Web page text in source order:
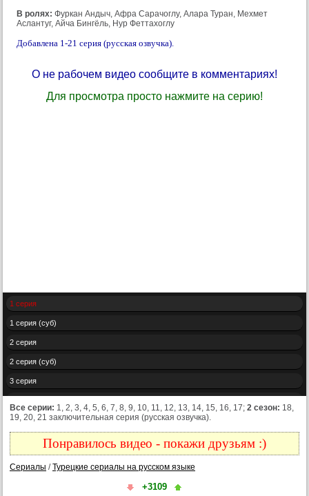
В ролях: Фуркан Андыч, Афра Сарачоглу, Алара Туран, Мехмет
Аслантуг, Айча Бингёль, Нур Феттахоглу
Добавлена 1-21 серия (русская озвучка).
О не рабочем видео сообщите в комментариях!
Для просмотра просто нажмите на серию!
1 серия
1 серия (суб)
2 серия
2 серия (суб)
3 серия
4 серия
4 серия (суб)
Все серии: 1, 2, 3, 4, 5, 6, 7, 8, 9, 10, 11, 12, 13, 14, 15, 16, 17; 2 сезон: 18,
19, 20, 21 заключительная серия (русская озвучка).
Понравилось видео - покажи друзьям :)
Сериалы /Турецкие сериалы на русском языке
+3109